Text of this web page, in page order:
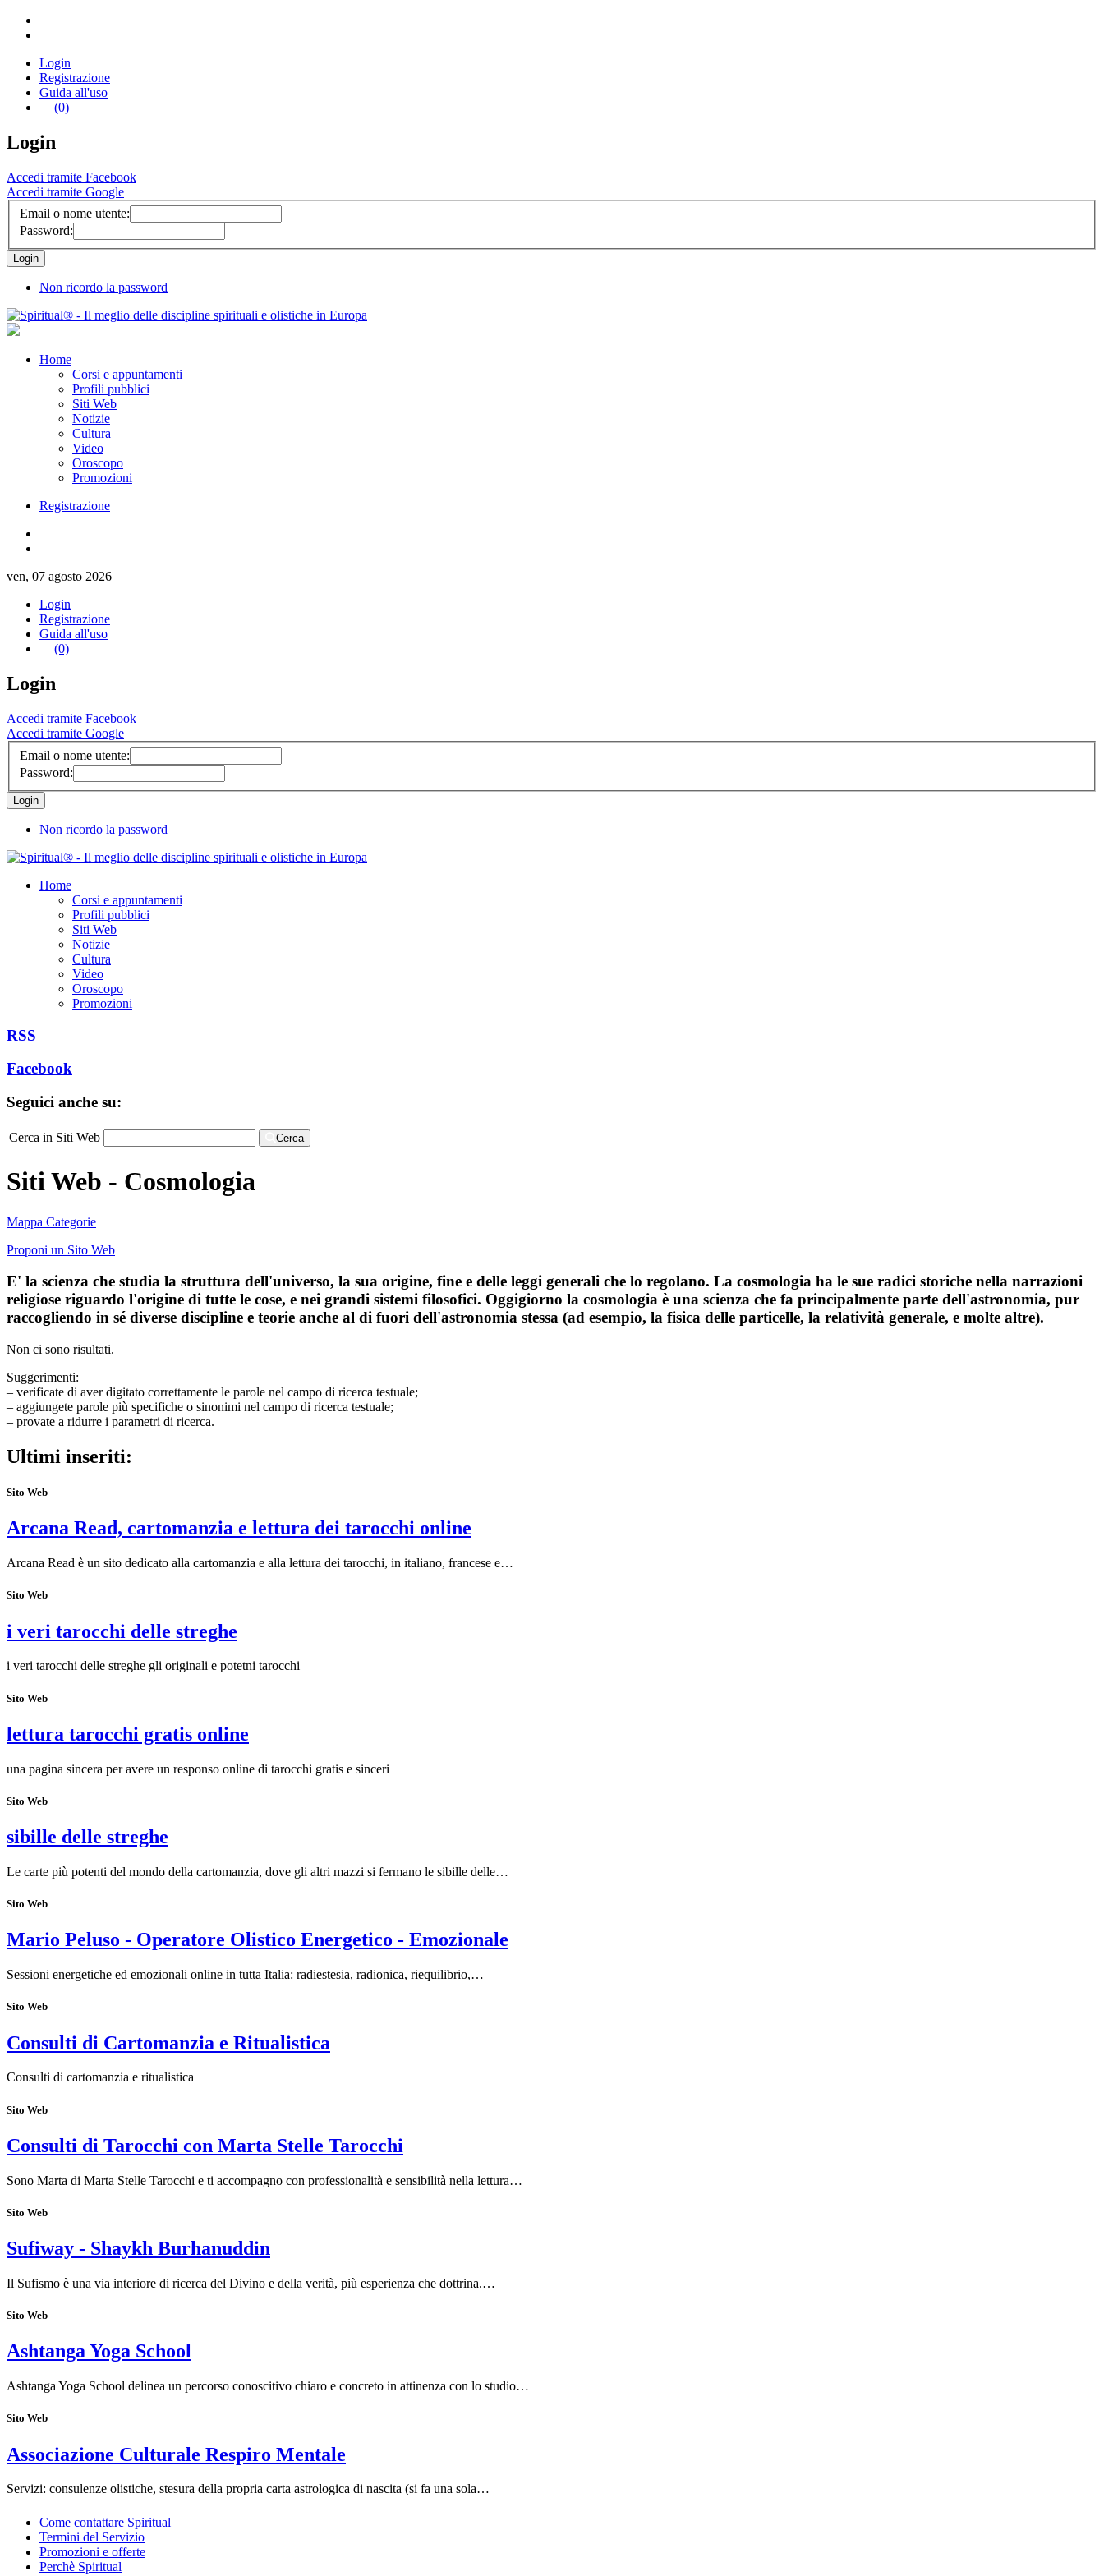
Login
Registrazione
Guida all'uso
(0)
Login
Accedi tramite Facebook
Accedi tramite Google
Email o nome utente:
Password:
Non ricordo la password
Home
Corsi e appuntamenti
Profili pubblici
Siti Web
Notizie
Cultura
Video
Oroscopo
Promozioni
Registrazione
ven, 07 agosto 2026
Login
Registrazione
Guida all'uso
(0)
Login
Accedi tramite Facebook
Accedi tramite Google
Email o nome utente:
Password:
Non ricordo la password
Home
Corsi e appuntamenti
Profili pubblici
Siti Web
Notizie
Cultura
Video
Oroscopo
Promozioni
RSS
Facebook
Seguici anche su:
Cerca in Siti Web Cerca
Siti Web - Cosmologia
Mappa Categorie
Proponi un Sito Web
E' la scienza che studia la struttura dell'universo, la sua origine, fine e delle leggi generali che lo regolano. La cosmologia ha le sue radici storiche nella narrazioni
religiose riguardo l'origine di tutte le cose, e nei grandi sistemi filosofici. Oggigiorno la cosmologia è una scienza che fa principalmente parte dell'astronomia, pur
raccogliendo in sé diverse discipline e teorie anche al di fuori dell'astronomia stessa (ad esempio, la fisica delle particelle, la relatività generale, e molte altre).
Non ci sono risultati.
Suggerimenti:
– verificate di aver digitato correttamente le parole nel campo di ricerca testuale;
– aggiungete parole più specifiche o sinonimi nel campo di ricerca testuale;
– provate a ridurre i parametri di ricerca.
Ultimi inseriti:
Sito Web
Arcana Read, cartomanzia e lettura dei tarocchi online
Arcana Read è un sito dedicato alla cartomanzia e alla lettura dei tarocchi, in italiano, francese e…
Sito Web
i veri tarocchi delle streghe
i veri tarocchi delle streghe gli originali e potetni tarocchi
Sito Web
lettura tarocchi gratis online
una pagina sincera per avere un responso online di tarocchi gratis e sinceri
Sito Web
sibille delle streghe
Le carte più potenti del mondo della cartomanzia, dove gli altri mazzi si fermano le sibille delle…
Sito Web
Mario Peluso - Operatore Olistico Energetico - Emozionale
Sessioni energetiche ed emozionali online in tutta Italia: radiestesia, radionica, riequilibrio,…
Sito Web
Consulti di Cartomanzia e Ritualistica
Consulti di cartomanzia e ritualistica
Sito Web
Consulti di Tarocchi con Marta Stelle Tarocchi
Sono Marta di Marta Stelle Tarocchi e ti accompagno con professionalità e sensibilità nella lettura…
Sito Web
Sufiway - Shaykh Burhanuddin
Il Sufismo è una via interiore di ricerca del Divino e della verità, più esperienza che dottrina.…
Sito Web
Ashtanga Yoga School
Ashtanga Yoga School delinea un percorso conoscitivo chiaro e concreto in attinenza con lo studio…
Sito Web
Associazione Culturale Respiro Mentale
Servizi: consulenze olistiche, stesura della propria carta astrologica di nascita (si fa una sola…
Come contattare Spiritual
Termini del Servizio
Promozioni e offerte
Perchè Spiritual